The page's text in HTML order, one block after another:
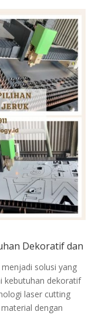
Dekoratif dan
solusi yang
kebutuhan dekoratif
laser cutting
dengan